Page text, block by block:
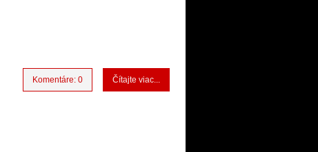
Čítajte viac...
Komentáre: 0